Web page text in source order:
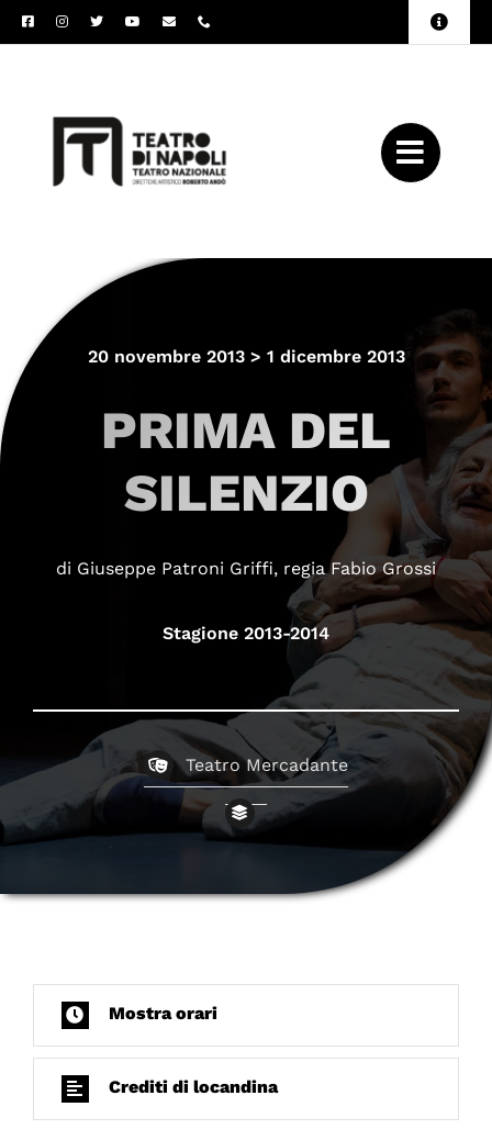
Salta
al
Toggle
20 novembre 2013 > 1 dicembre 2013
PRIMA DEL
SILENZIO
di Giuseppe Patroni Griffi, regia Fabio Grossi
Stagione 2013-2014
Teatro Mercadante
Mostra orari
Crediti di locandina